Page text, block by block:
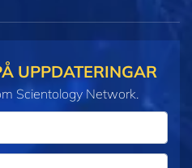
UPPDATERINGAR
Scientology Network.